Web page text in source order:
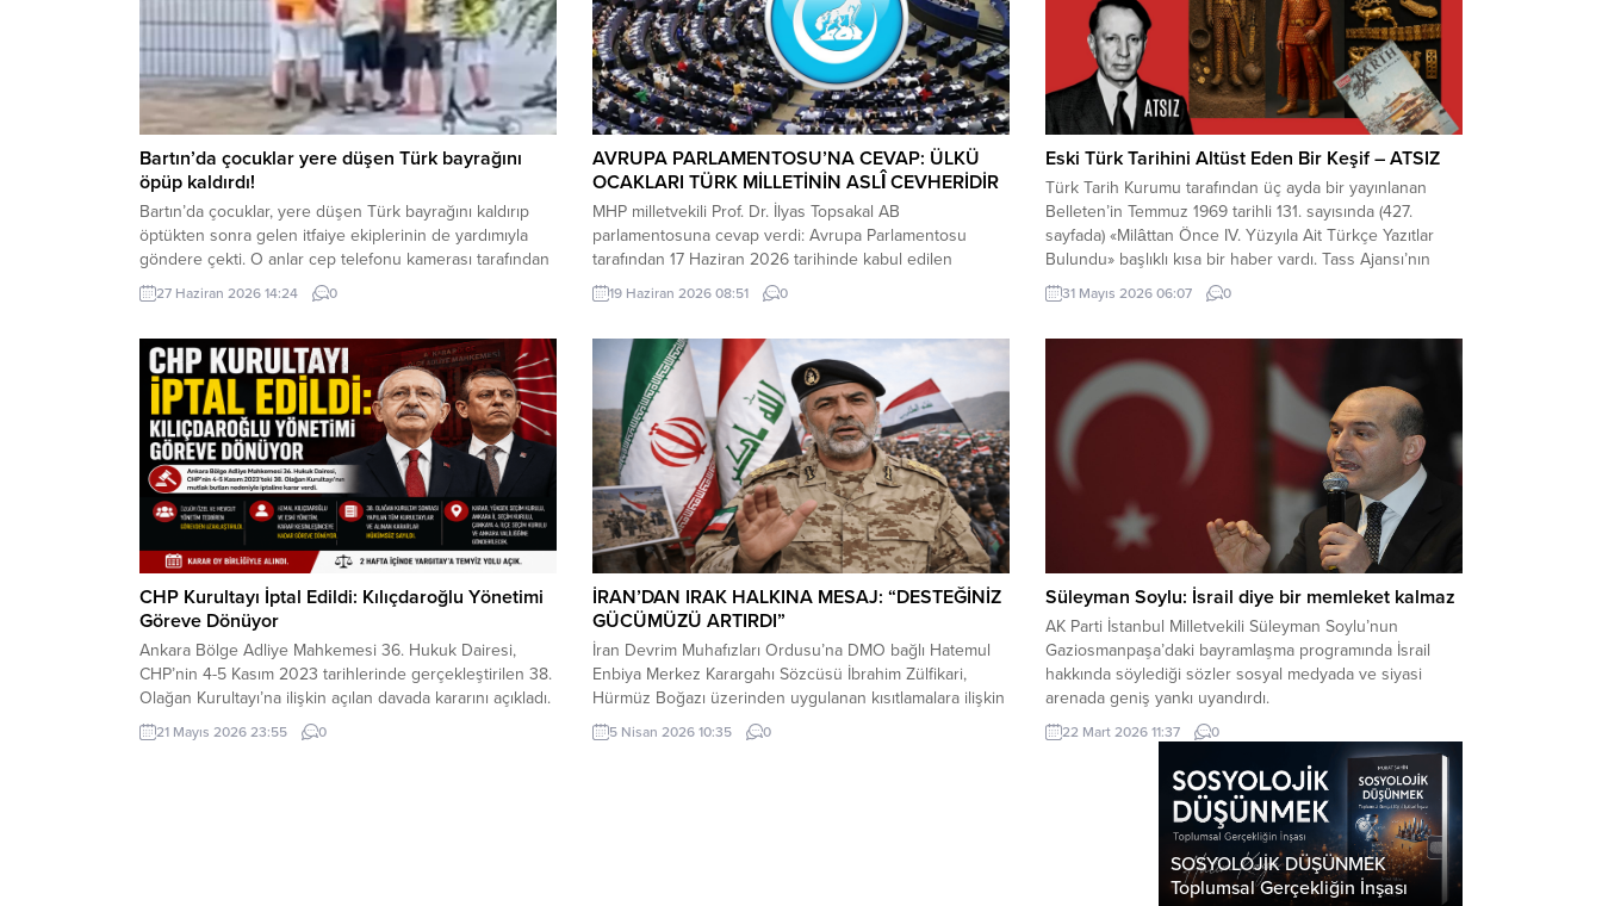
Bartın’da çocuklar yere düşen Türk bayrağını
öpüp kaldırdı!
Bartın’da çocuklar, yere düşen Türk bayrağını kaldırıp
öptükten sonra gelen itfaiye ekiplerinin de yardımıyla
göndere çekti. O anlar cep telefonu kamerası tarafından
kaydedildi. Yerden kaldırıp öptüler Kemerköprü
Mahallesi’nde dün akşam saatlerinde Cumhuriyet Parkı
nedeniyle ipinin kopmasıyla yere düştü. Bu sırada parkta
oynayan çocuklar yere...
27 Haziran 2026 14:24 0
AVRUPA PARLAMENTOSU’NA CEVAP: ÜLKÜ
OCAKLARI TÜRK MİLLETİNİN ASLÎ CEVHERİDİR
MHP milletvekili Prof. Dr. İlyas Topsakal AB
parlamentosuna cevap verdi: Avrupa Parlamentosu
tarafından 17 Haziran 2026 tarihinde kabul edilen
Türkiye Raporu, teknik bir ilerleme belgesi olmaktan
ziyade, Türkiye-AB ilişkilerinin gerilimli fay hatlarını
alan bir siyasi pozisyon belgesi niteliğindedir. Raporun
içeriği, Türkiye’nin iç siyasi dengelerine...
19 Haziran 2026 08:51 0
Eski Türk Tarihini Altüst Eden Bir Keşif – ATSIZ
Türk Tarih Kurumu tarafından üç ayda bir yayınlanan
Belleten’in Temmuz 1969 tarihli 131. sayısında (427.
sayfada) «Milâttan Önce IV. Yüzyıla Ait Türkçe Yazıtlar
Bulundu» başlıklı kısa bir haber vardı. Tass Ajansı’nın
Alma Ata kaynaklı bir haberinde, bu yazıtlarda yapılan
incelemelere göre, bunların Milât’tan Önce IV. Yüzyılda
31 Mayıs 2026 06:07 0
CHP Kurultayı İptal Edildi: Kılıçdaroğlu Yönetimi
Göreve Dönüyor
Ankara Bölge Adliye Mahkemesi 36. Hukuk Dairesi,
CHP’nin 4-5 Kasım 2023 tarihlerinde gerçekleştirilen 38.
Olağan Kurultayı’na ilişkin açılan davada kararını açıkladı.
Mahkeme, kurultayın “mutlak butlan” gerekçesiyle
geçersiz olduğuna hükmederek, kurultayın yapıldığı
21 Mayıs 2026 23:55 0
İRAN’DAN IRAK HALKINA MESAJ: “DESTEĞİNİZ
GÜCÜMÜZÜ ARTIRDI”
İran Devrim Muhafızları Ordusu’na DMO bağlı Hatemul
Enbiya Merkez Karargahı Sözcüsü İbrahim Zülfikari,
Hürmüz Boğazı üzerinden uygulanan kısıtlamalara ilişkin
yaptığı açıklamada, Irak’ın bu kısıtlamalardan muaf
tutulacağını belirtti.
5 Nisan 2026 10:35 0
Süleyman Soylu: İsrail diye bir memleket kalmaz
AK Parti İstanbul Milletvekili Süleyman Soylu’nun
Gaziosmanpaşa’daki bayramlaşma programında İsrail
hakkında söylediği sözler sosyal medyada ve siyasi
arenada geniş yankı uyandırdı.
22 Mart 2026 11:37 0
SOSYOLOJİK DÜŞÜNMEK
Toplumsal Gerçekliğin İnşası